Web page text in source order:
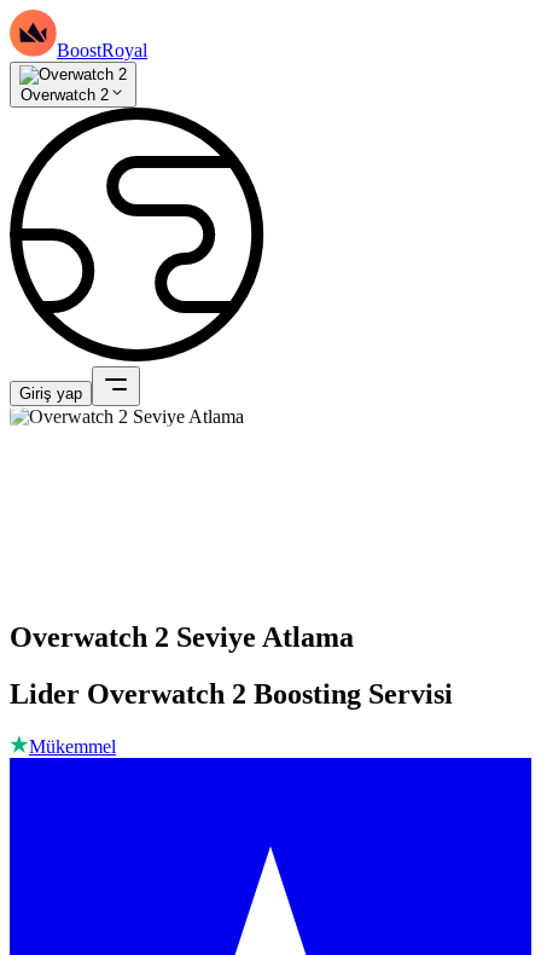
BoostRoyal
Overwatch 2
Giriş yap
Overwatch 2 Seviye Atlama
Lider Overwatch 2 Boosting Servisi
Mükemmel